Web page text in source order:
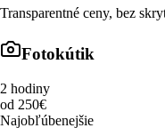
Transparentné ceny, bez
Fotokútik
2 hodiny
od 250€
Najobľúbenejšie